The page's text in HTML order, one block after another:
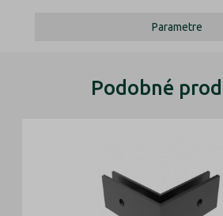
Parametre
Podobné